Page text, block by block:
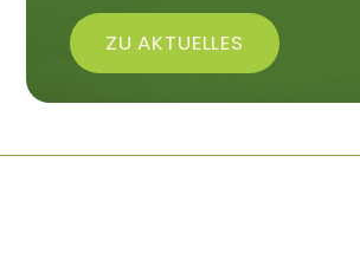
ZU AKTUELLES